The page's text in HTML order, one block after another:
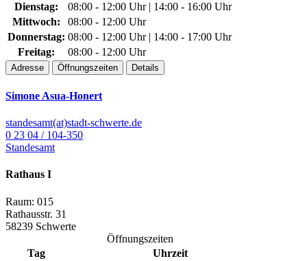
Dienstag:
08:00 - 12:00 Uhr | 14:00 - 16:00 Uhr
Mittwoch:
08:00 - 12:00 Uhr
Donnerstag: 08:00 - 12:00 Uhr | 14:00 - 17:00 Uhr
Freitag:
08:00 - 12:00 Uhr
Adresse Öffnungszeiten Details
Simone Asua-Honert
standesamt(at)stadt-schwerte.de
0 23 04 / 104-350
Standesamt
Rathaus I
Raum: 015
Rathausstr. 31
58239 Schwerte
Öffnungszeiten
Tag
Uhrzeit